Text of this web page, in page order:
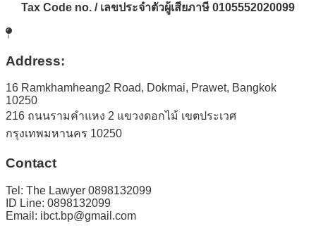
Tax Code no. / เลขประจำตัวผู้เสียภาษี 0105552020099
Address:
16 Ramkhamheang2 Road, Dokmai, Prawet, Bangkok
10250
216 ถนนรามคำแหง 2 แขวงดอกไม้ เขตประเวศ
กรุงเทพมหานคร 10250
Contact
Tel: The Lawyer 0898132099
ID Line: 0898132099
Email: ibct.bp@gmail.com